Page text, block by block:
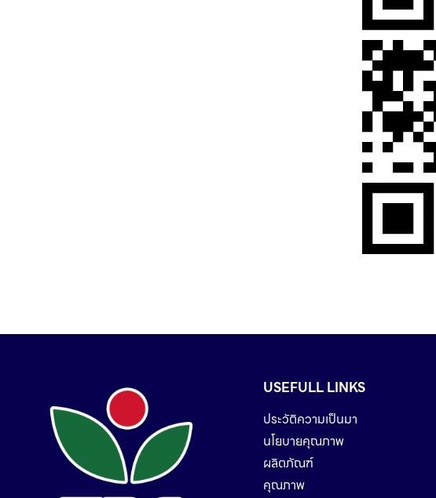
USEFULL LINKS
ประวัติความเป็นมา
นโยบายคุณภาพ
ผลิตภัณฑ์
คุณภาพ